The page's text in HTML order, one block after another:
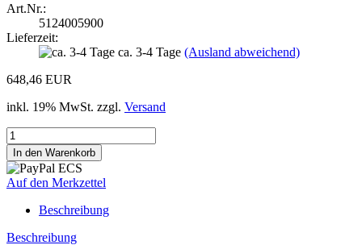
Art.Nr.:
5124005900
Lieferzeit:
ca. 3-4 Tage (Ausland abweichend)
648,46 EUR
inkl. 19% MwSt. zzgl. Versand
Auf den Merkzettel
Beschreibung
Beschreibung